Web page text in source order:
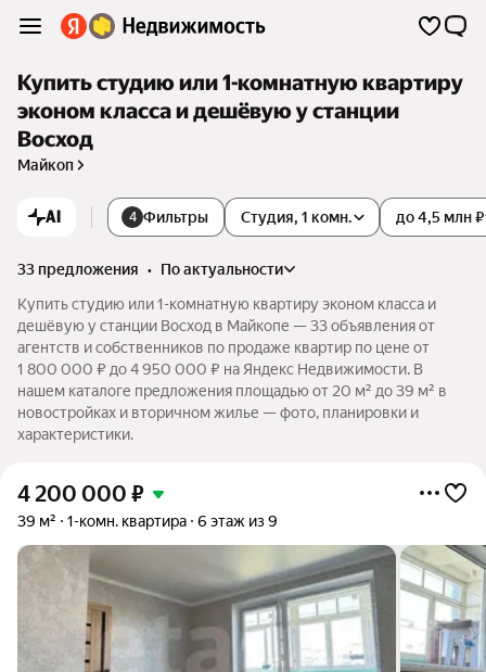
Купить студию или 1-комнатную квартиру
эконом класса и дешёвую у станции
Восход
Майкоп
AI 4 Фильтры Студия, 1 комн. до 4,5 млн ₽
33 предложения •
по актуальности
Купить студию или 1-комнатную квартиру эконом класса и
дешёвую у станции Восход в Майкопе — 33 объявления от
агентств и собственников по продаже квартир по цене от
1 800 000 ₽ до 4 950 000 ₽ на Яндекс Недвижимости. В
нашем каталоге предложения площадью от 20 м² до 39 м² в
новостройках и вторичном жилье — фото, планировки и
характеристики.
4 200 000 ₽
39 м² 1-комн. квартира 6 этаж из 9